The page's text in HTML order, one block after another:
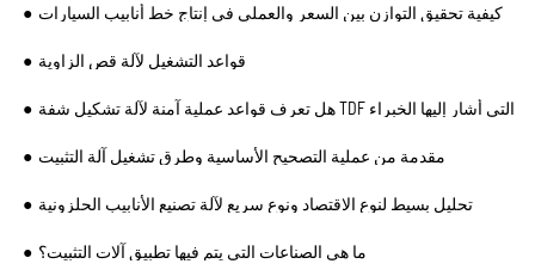
كيفية تحقيق التوازن بين السعر والعملي في إنتاج خط أنابيب السيارات
قواعد التشغيل لآلة قص الزاوية
هل تعرف قواعد عملية آمنة لآلة تشكيل شفة TDF التي أشار إليها الخبراء
مقدمة من عملية التصحيح الأساسية وطرق تشغيل آلة التثبيت
تحليل بسيط لنوع الاقتصاد ونوع سريع لآلة تصنيع الأنابيب الحلزونية
ما هي الصناعات التي يتم فيها تطبيق آلات التثبيت؟